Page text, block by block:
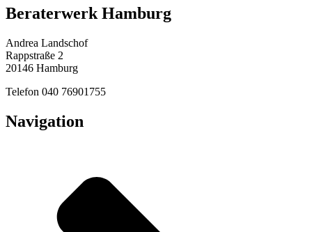
Beraterwerk Hamburg
Andrea Landschof
Rappstraße 2
20146 Hamburg
Telefon 040 76901755
Navigation